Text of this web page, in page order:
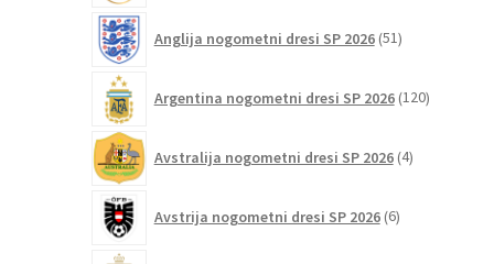
strani
Anglija nogometni dresi SP 2026 51izdelkov
Argentina nogometni dresi SP 2026 120izdelkov
Avstralija nogometni dresi SP 2026 4izdelki
Avstrija nogometni dresi SP 2026 6izdelkov